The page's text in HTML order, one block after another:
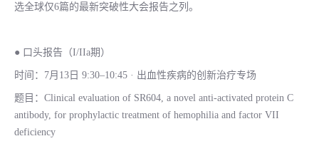
选全球仅6篇的最新突破性大会报告之列。
● 口头报告（I/IIa期）
时间：7月13日 9:30–10:45 · 出血性疾病的创新治疗专场
题目：Clinical evaluation of SR604, a novel anti-activated protein C
antibody, for prophylactic treatment of hemophilia and factor VII
deficiency